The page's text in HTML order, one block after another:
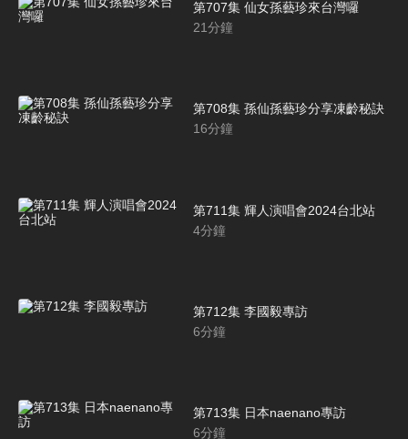
第707集 仙女孫藝珍來台灣囉
21分鐘
第708集 孫仙孫藝珍分享凍齡秘訣
16分鐘
第711集 輝人演唱會2024台北站
4分鐘
第712集 李國毅專訪
6分鐘
第713集 日本naenano專訪
6分鐘